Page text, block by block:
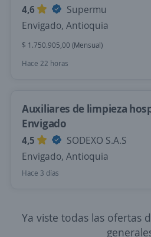
4,6
Supermu
Envigado, Antioquia
$ 1.750.905,00 (Mensual)
Hace 22 horas
Auxiliares de limpieza
Envigado
4,5
SODEXO S.A.S
Envigado, Antioquia
Hace 3 días
Ya viste todas las ofertas